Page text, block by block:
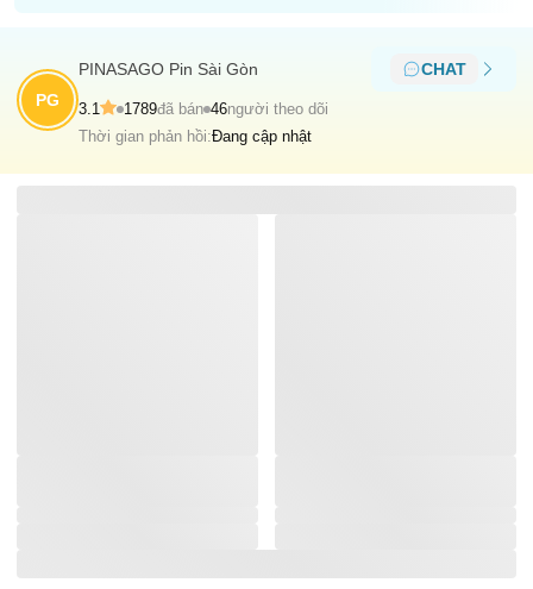
PG
PINASAGO Pin Sài Gòn CHAT
3.1 1789đã bán 46người theo dõi
Thời gian phản hồi:Đang cập nhật